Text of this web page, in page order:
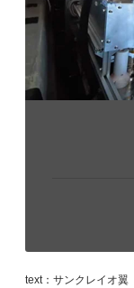
text：サンクレイオ翼